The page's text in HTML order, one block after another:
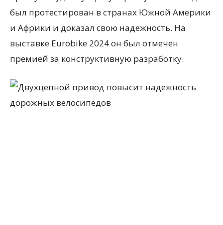
был протестирован в странах Южной Америки
и Африки и доказал свою надежность. На
выставке Eurobike 2024 он был отмечен
премией за конструктивную разработку.